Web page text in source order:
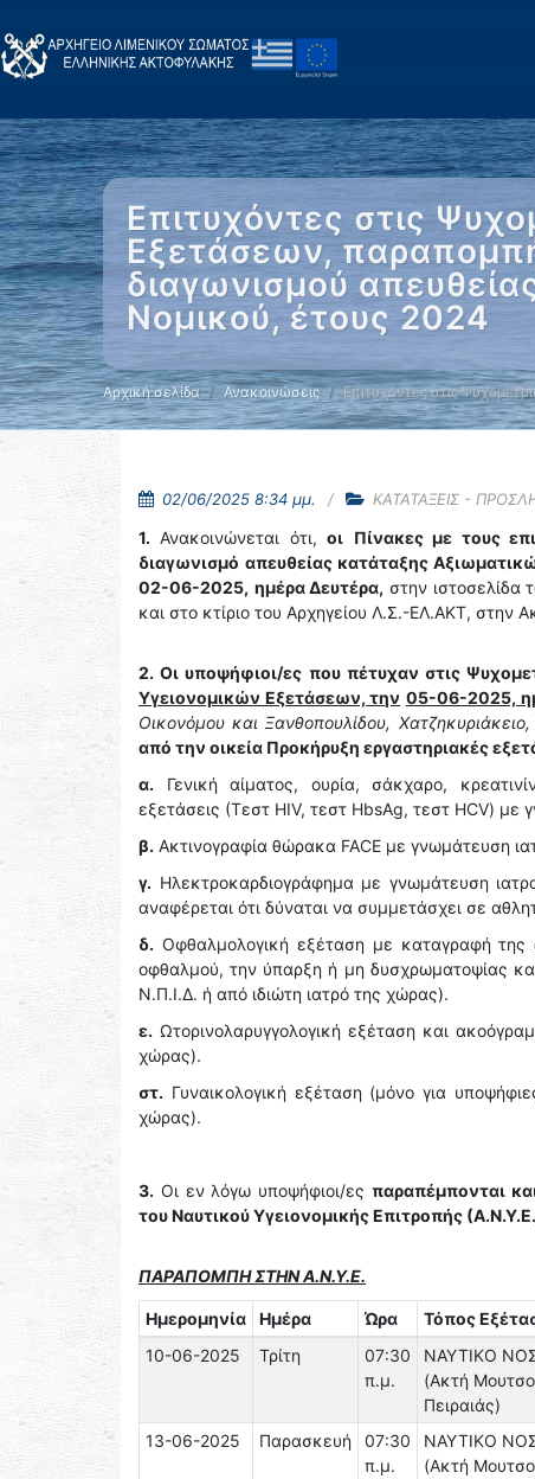
Επιτυχόντες στις
Εξετάσεων,
διαγωνισμού
Νομικού, έτους 2024
Αρχική σελίδα Ανακοινώσεις Επιτυχόντες στις
02/06/2025 8:34 μμ. ΚΑΤΑΤΑΞΕΙΣ -
1. Ανακοινώνεται ότι,oι Πίνακες με τους
διαγωνισμό απευθείας κατάταξης
02-06-2025, ημέρα Δευτέρα, στην ιστοσελίδα
και στο κτίριο του Αρχηγείου Λ.Σ.-ΕΛ.ΑΚΤ, στην
2. Οι υποψήφιοι/ες που πέτυχαν στις
Υγειονομικών Εξετάσεων, την 05-06-2025,
Οικονόμου και Ξανθοπουλίδου, Χατζηκυριάκειο,
από την οικεία Προκήρυξη εργαστηριακές
α. Γενική αίματος, ουρία, σάκχαρο,
εξετάσεις (Τεστ HIV, τεστ HbsAg, τεστ HCV)
β. Ακτινογραφία θώρακα FACE με γνωμάτευση
γ. Ηλεκτροκαρδιογράφημα με γνωμάτευση
αναφέρεται ότι δύναται να συμμετάσχει σε
δ. Οφθαλμολογική εξέταση με καταγραφή της
οφθαλμού, την ύπαρξη ή μη δυσχρωματοψίας
Ν.Π.Ι.Δ. ή από ιδιώτη ιατρό της χώρας).
ε. Ωτορινολαρυγγολογική εξέταση και
χώρας).
στ. Γυναικολογική εξέταση (μόνο για
χώρας).
3. Οι εν λόγω υποψήφιοι/εςπαραπέμπονται
του Ναυτικού Υγειονομικής Επιτροπής
ΠΑΡΑΠΟΜΠΗ ΣΤΗΝ Α.Ν.Υ.Ε.
Ημερομηνία Ημέρα Ώρα Τόπος
10-06-2025
Τρίτη
07:30
π.μ.
ΝΑΥΤΙΚΟ
(Ακτή
Πειραιάς)
13-06-2025
Παρασκευή
07:30
π.μ.
ΝΑΥΤΙΚΟ
(Ακτή